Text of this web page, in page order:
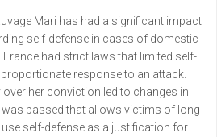
Mari has had a significant impact
self-defense in cases of domestic
had strict laws that limited self-
response to an attack.
her conviction led to changes in
was passed that allows victims of long-
self-defense as a justification for